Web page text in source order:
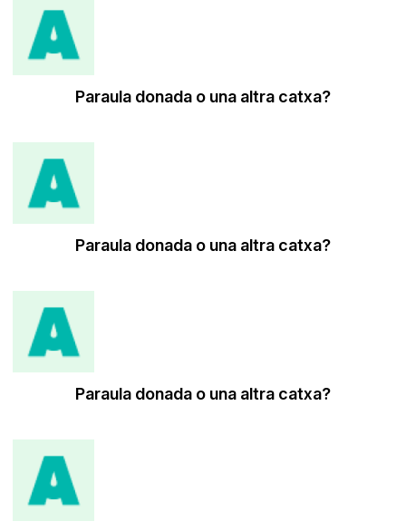
Paraula donada o una altra catxa?
Paraula donada o una altra catxa?
Paraula donada o una altra catxa?